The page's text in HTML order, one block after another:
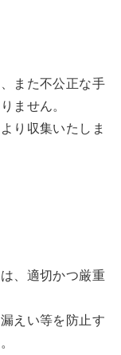
また不公正な手
ません。
り収集いたしま
、適切かつ厳重
えい等を防止す